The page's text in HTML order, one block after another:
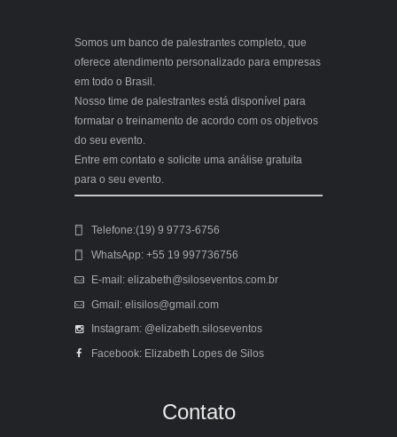
Somos um banco de palestrantes completo, que
oferece atendimento personalizado para empresas
em todo o Brasil.
Nosso time de palestrantes está disponível para
formatar o treinamento de acordo com os objetivos
do seu evento.
Entre em contato e solicite uma análise gratuita
para o seu evento.
Telefone:(19) 9 9773-6756
WhatsApp: +55 19 997736756
E-mail: elizabeth@siloseventos.com.br
Gmail: elisilos@gmail.com
Instagram: @elizabeth.siloseventos
Facebook: Elizabeth Lopes de Silos
Contato